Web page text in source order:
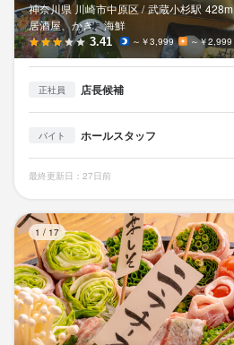
神奈川県 川崎市中原区 / 武蔵小杉駅 428m
居酒屋、かき、海鮮
3.41 ～￥3,999 ～￥2,999
正社員 店長候補
バイト ホールスタッフ
最終更新日：27日前
1 / 17